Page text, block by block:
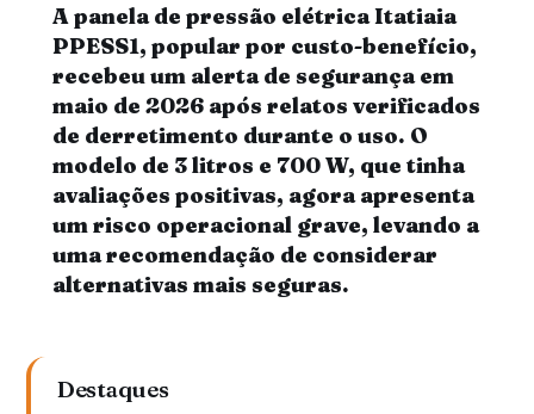
A panela de pressão elétrica Itatiaia
PPESS1, popular por custo-benefício,
recebeu um alerta de segurança em
maio de 2026 após relatos verificados
de derretimento durante o uso. O
modelo de 3 litros e 700 W, que tinha
avaliações positivas, agora apresenta
um risco operacional grave, levando a
uma recomendação de considerar
alternativas mais seguras.
Destaques